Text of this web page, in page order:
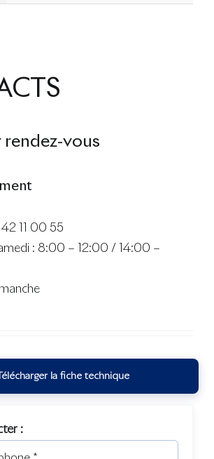
rendez-vous
11 00 55
: 8:00 – 12:00 / 14:00 –
Télécharger la fiche technique
: